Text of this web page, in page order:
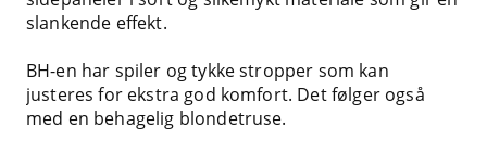
slankende effekt.
BH-en har spiler og tykke stropper som kan
justeres for ekstra god komfort. Det følger også
med en behagelig blondetruse.